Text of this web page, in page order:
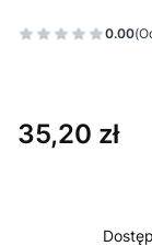
0.00
Cena
35,20 zł